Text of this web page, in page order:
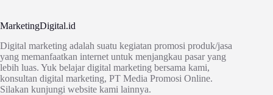
MarketingDigital.id
Digital marketing adalah suatu kegiatan promosi produk/jasa
yang memanfaatkan internet untuk menjangkau pasar yang
lebih luas. Yuk belajar digital marketing bersama kami,
konsultan digital marketing, PT Media Promosi Online.
Silakan kunjungi website kami lainnya.